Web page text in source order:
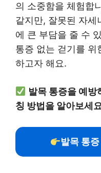
의 소중함을 체험합
같지만, 잘못된 자세
에 큰 부담을 줄 수
통증 없는 걷기를 위
하고자 해요.
발목 통증을 예방
칭 방법을 알아보세
발목 통